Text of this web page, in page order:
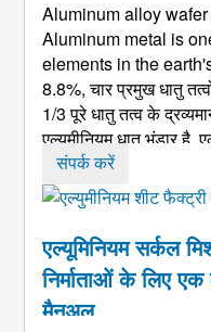
Aluminum alloy
Aluminum metal is
elements in the
8.8%, चार प्रमुख धातु
1/3 पूरे धातु तत्व के
एल्यूमीनियम धातु भंडार है.
कारण, एल्युमीनियम
...
संपर्क करें
एल्यूमिनियम सर्कल
निर्माताओं के लिए
मैनुअल